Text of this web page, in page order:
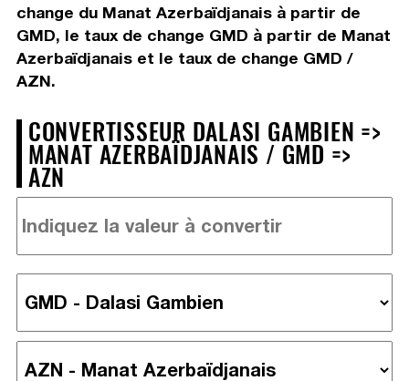
change du Manat Azerbaïdjanais à partir de
GMD, le taux de change GMD à partir de Manat
Azerbaïdjanais et le taux de change GMD /
AZN.
CONVERTISSEUR DALASI GAMBIEN =>
MANAT AZERBAÏDJANAIS / GMD =>
AZN